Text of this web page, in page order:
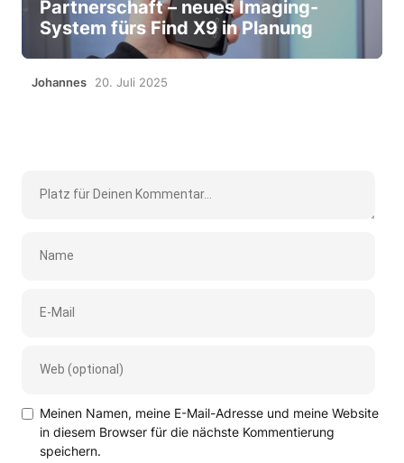
Partnerschaft – neues Imaging-
System fürs Find X9 in Planung
Johannes 20. Juli 2025
Meinen Namen, meine E-Mail-Adresse und meine Website
in diesem Browser für die nächste Kommentierung
speichern.